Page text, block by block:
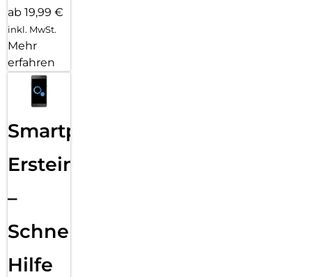
ab 19,99 €
inkl. MwSt.
Mehr
erfahren
Smartphone
Ersteinrichtung
–
Schnelle
Hilfe